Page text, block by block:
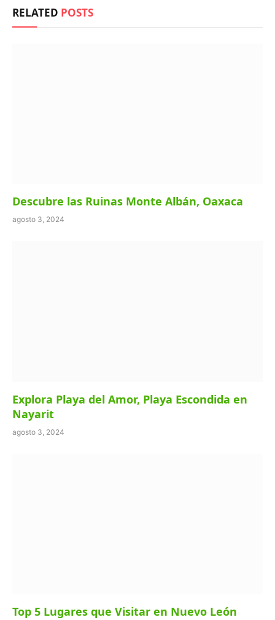
RELATED POSTS
Descubre las Ruinas Monte Albán, Oaxaca
agosto 3, 2024
Explora Playa del Amor, Playa Escondida en
Nayarit
agosto 3, 2024
Top 5 Lugares que Visitar en Nuevo León